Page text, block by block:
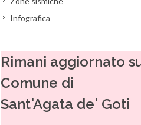
Infografica
Rimani aggiornato
Comune di
Sant'Agata de' Goti